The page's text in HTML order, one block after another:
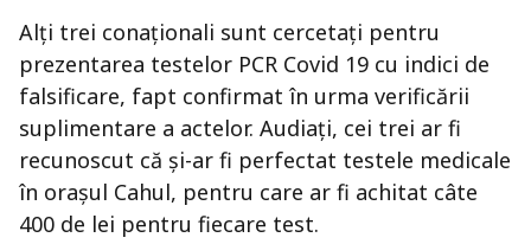
Alți trei conaționali sunt cercetați pentru
prezentarea testelor PCR Covid 19 cu indici de
falsificare, fapt confirmat în urma verificării
suplimentare a actelor. Audiați, cei trei ar fi
recunoscut că și-ar fi perfectat testele medicale
în orașul Cahul, pentru care ar fi achitat câte
400 de lei pentru fiecare test.